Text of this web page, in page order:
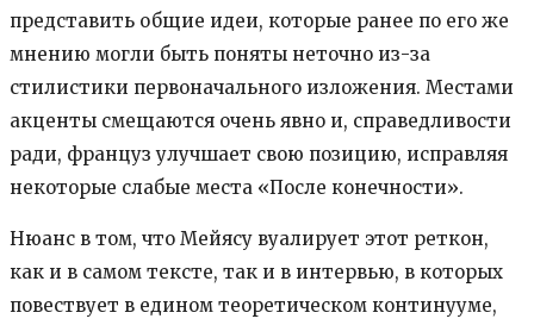
представить общие идеи, которые ранее по его же
мнению могли быть поняты неточно из-за
стилистики первоначального изложения. Местами
акценты смещаются очень явно и, справедливости
ради, француз улучшает свою позицию, исправляя
некоторые слабые места «После конечности».
Нюанс в том, что Мейясу вуалирует этот реткон,
как и в самом тексте, так и в интервью, в которых
повествует в едином теоретическом континууме,